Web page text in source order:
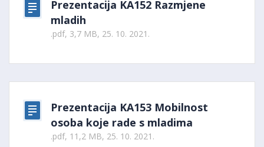
Prezentacija KA152 Razmjene
mladih
.pdf, 3,7 MB, 25. 10. 2021.
Prezentacija KA153 Mobilnost
osoba koje rade s mladima
.pdf, 11,2 MB, 25. 10. 2021.